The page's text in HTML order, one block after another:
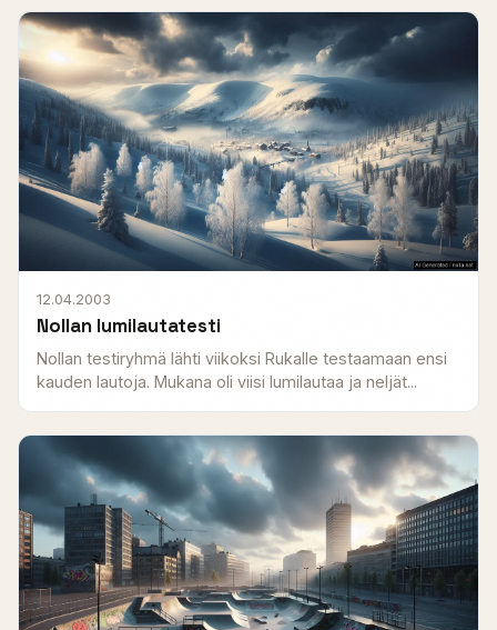
12.04.2003
Nollan lumilautatesti
Nollan testiryhmä lähti viikoksi Rukalle testaamaan ensi
kauden lautoja. Mukana oli viisi lumilautaa ja neljät...